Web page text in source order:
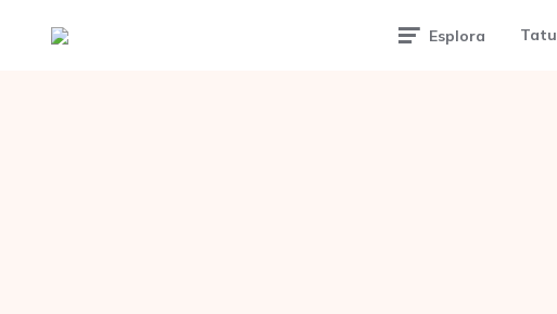
Tattoomuse.it Esplora